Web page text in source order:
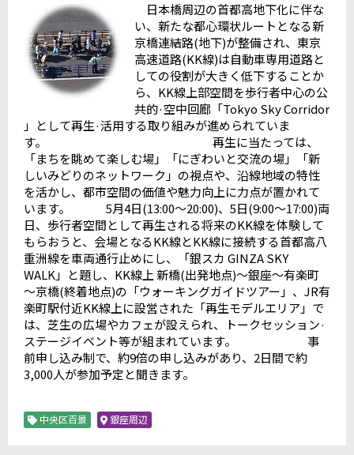
日本橋周辺の首都高地下化に伴な
い、新たな都心環状ルートとなる新
京橋連結路(地下)が整備され、東京
高速道路(KK線)は自動車専用道路と
しての役割が大きく低下することか
ら、KK線上部空間を歩行者中心の公
共的·空中回廊「Tokyo Sky Corridor
」として再生·活用する取り組みが進められていま
す。 再生に当たっては、
「まちを眺めて楽しむ場」「にぎわいと交流の場」「新
しいみどりのネットワーク」の視点や、沿線地域の特性
を活かし、都市空間の価値や魅力向上に力点が置かれて
います。 5月4日(13:00～20:00)、5日(9:00～17:00)両
日、歩行者空間として再生される将来のKK線を体験して
もらおうと、会場となるKK線とKK線に接続する首都高八
重洲線を車両通行止めにし、「銀スカ GINZA SKY
WALK」と題し、KK線上 新橋(出発地点)～銀座～有楽町
～京橋(終着地点)の「ウォーキングガイドツアー」、JR有
楽町駅付近KK線上に設営された「再生モデルエリア」で
は、芝生の広場やカフェが設えられ、トークセッション·
ステージイベント等が組まれています。 事
前申し込み制で、約9倍の申し込みがあり、2日間で約
3,000人が参加予定と聞きます。
中央区百景 銀座周辺